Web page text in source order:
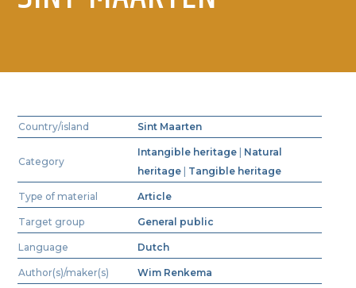
Country/island Sint Maarten
Category
Intangible heritage
Natural
heritage
Tangible heritage
Type of material Article
Target group General public
Language Dutch
Author(s)/maker(s) Wim Renkema